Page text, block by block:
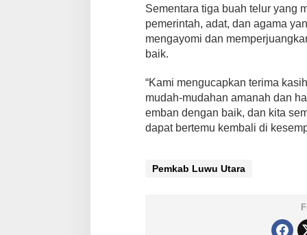
Sementara tiga buah telur yang
pemerintah, adat, dan agama
mengayomi dan
baik.
“Kami mengucapkan terima
mudah-mudahan amanah dan
emban dengan baik, dan kita
dapat bertemu kembali di
Pemkab Luwu Utara